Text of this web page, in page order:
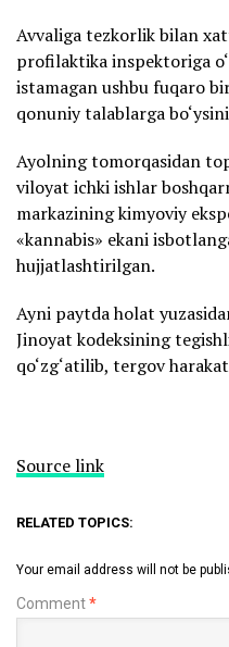
Avvaliga tezkorlik bilan
profilaktika inspektoriga
istamagan ushbu fuqaro
qonuniy talablarga
Ayolning tomorqasidan
viloyat ichki ishlar
markazining kimyoviy
«kannabis» ekani
hujjatlashtirilgan.
Ayni paytda holat
Jinoyat kodeksining
qo‘zg‘atilib, tergov
Source link
RELATED TOPICS:
Your email address will not be
Comment*